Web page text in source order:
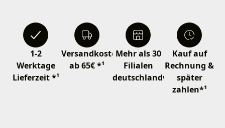
1-2
Werktage
Lieferzeit *¹
Versandkostenfrei
ab 65€ *¹
Mehr als 30
Filialen
deutschlandweit
Kauf auf
Rechnung &
später
zahlen*¹